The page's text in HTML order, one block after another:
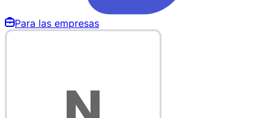
Para las empresas